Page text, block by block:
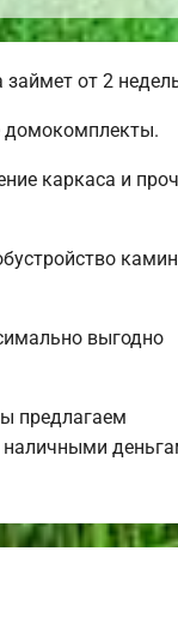
от 2
домокомплекты.
каркаса и
выгодно
предлагаем
наличными